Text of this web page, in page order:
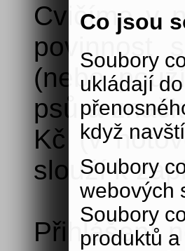
Co jsou
Soubory
ukládají
když
Soubory
webových
Soubory
produktů
Cvičíme v
povinnost
(nebo
psů a
Kč (v
slouží k
Přihlášení